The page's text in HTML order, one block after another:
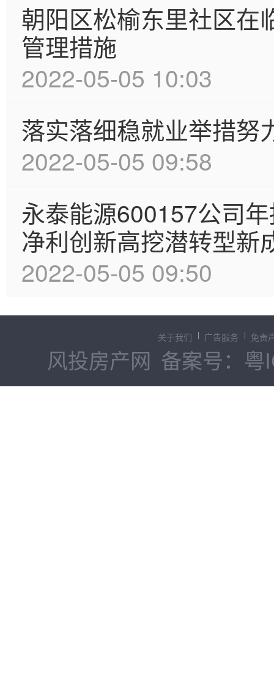
朝阳区松榆东里社区在
管理措施
2022-05-05 10:03
落实落细稳就业举措努
2022-05-05 09:58
永泰能源600157公司
净利创新高挖潜转型新
2022-05-05 09:50
关于我们 广告服务 免责
风投房产网 备案号：粤